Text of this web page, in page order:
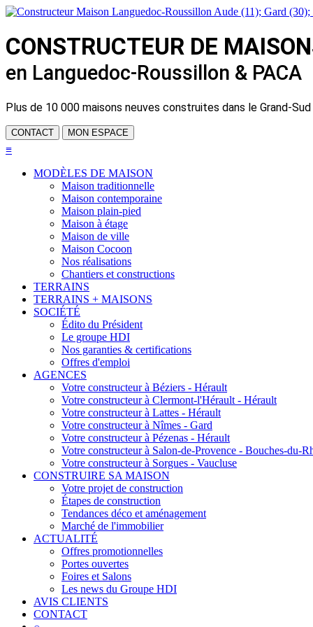
CONSTRUCTEUR DE
en Languedoc-Roussillon & PACA
Plus de 10 000 maisons neuves construites dans le Grand-Sud
CONTACT MON ESPACE
≡
MODÈLES DE MAISON
Maison traditionnelle
Maison contemporaine
Maison plain-pied
Maison à étage
Maison de ville
Maison Cocoon
Nos réalisations
Chantiers et constructions
TERRAINS
TERRAINS + MAISONS
SOCIÉTÉ
Édito du Président
Le groupe HDI
Nos garanties & certifications
Offres d'emploi
AGENCES
Votre constructeur à Béziers - Hérault
Votre constructeur à Clermont-l'Hérault - Hérault
Votre constructeur à Lattes - Hérault
Votre constructeur à Nîmes - Gard
Votre constructeur à Pézenas - Hérault
Votre constructeur à Salon-de-Provence - Bouches-du-
Votre constructeur à Sorgues - Vaucluse
CONSTRUIRE SA MAISON
Votre projet de construction
Étapes de construction
Tendances déco et aménagement
Marché de l'immobilier
ACTUALITÉ
Offres promotionnelles
Portes ouvertes
Foires et Salons
Les news du Groupe HDI
AVIS CLIENTS
CONTACT